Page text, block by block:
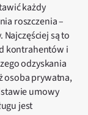
każdy
roszczenia –
są to
kontrahentów i
odzyskania
osoba prywatna,
umowy
jest